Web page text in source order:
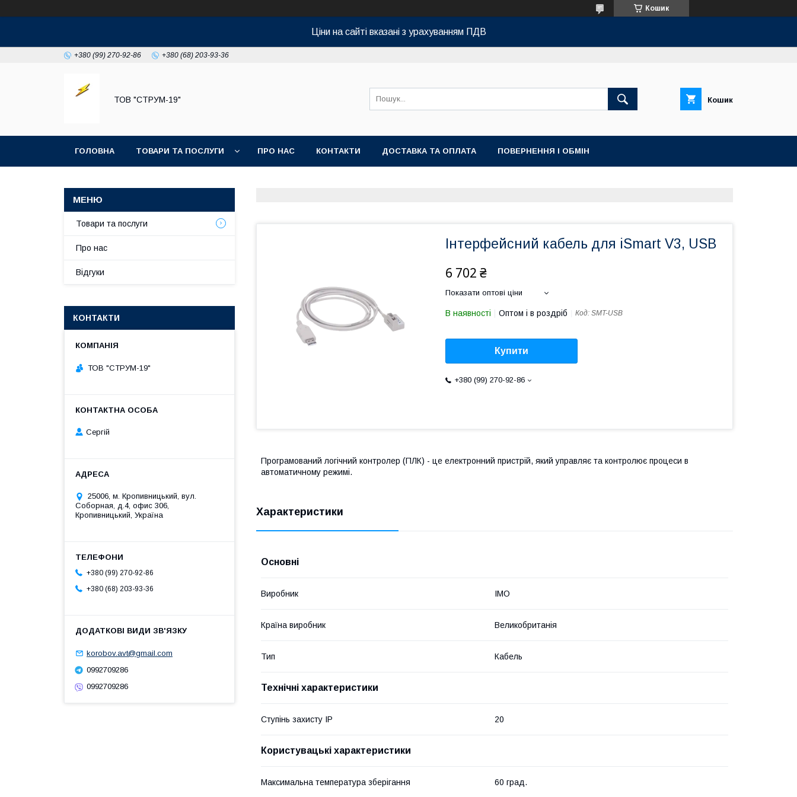
Кошик
Ціни на сайті вказані з урахуванням ПДВ
+380 (99) 270-92-86 +380 (68) 203-93-36
ТОВ "СТРУМ-19" Кошик
ГОЛОВНА ТОВАРИ ТА ПОСЛУГИ ПРО НАС КОНТАКТИ ДОСТАВКА ТА ОПЛАТА ПОВЕРНЕННЯ І ОБМІН
Інтерфейсний кабель для iSmart V3, USB
6 702 ₴
Показати оптові ціни
В наявності Оптом і в роздріб Код: SMT-USB
Купити
+380 (99) 270-92-86
Програмований логічний контролер (ПЛК) - це електронний пристрій, який управляє та контролює процеси в
автоматичному режимі.
Характеристики
Основні
Виробник IMO
Країна виробник Великобританія
Тип Кабель
Технічні характеристики
Ступінь захисту IP 20
Користувацькі характеристики
Максимальна температура зберігання 60 град.
Товари та послуги
Про нас
Відгуки
КОНТАКТИ
ТОВ "СТРУМ-19"
Сергій
25006, м. Кропивницький, вул.
Соборная, д.4, офис 306,
Кропивницький, Україна
+380 (99) 270-92-86
+380 (68) 203-93-36
korobov.avt@gmail.com
0992709286
0992709286